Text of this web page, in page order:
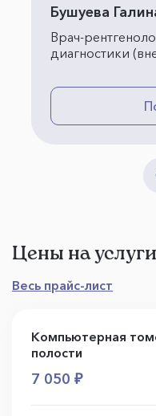
Бушуева
Врач-
диагностики
Цены на услуги
Весь прайс-лист
Компьютерная
полости
7 050 ₽